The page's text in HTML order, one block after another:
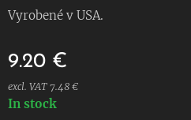
Vyrobené v USA.
9.20 €
excl. VAT 7.48 €
In stock